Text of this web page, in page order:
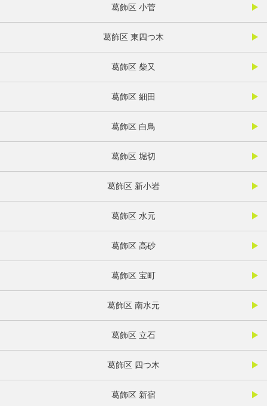
葛飾区 小菅
葛飾区 東四つ木
葛飾区 柴又
葛飾区 細田
葛飾区 白鳥
葛飾区 堀切
葛飾区 新小岩
葛飾区 水元
葛飾区 高砂
葛飾区 宝町
葛飾区 南水元
葛飾区 立石
葛飾区 四つ木
葛飾区 新宿